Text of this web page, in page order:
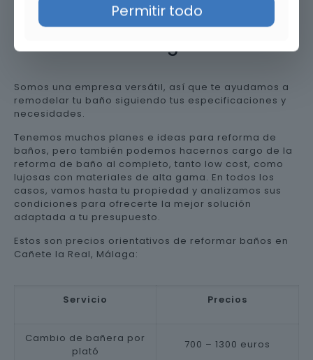
Precio de reformar el baño en
Málaga
Somos una empresa versátil, así que te ayudamos a
remodelar tu baño siguiendo tus especificaciones y
necesidades.
Tenemos muchos planes e ideas para reforma de
baños, pero también podemos hacernos cargo de la
reforma de baño al completo, tanto low cost, como
lujosas con materiales de alta gama. En todos los
casos, vamos hasta tu propiedad y analizamos sus
condiciones para ofrecerte la mejor solución
adaptada a tu presupuesto.
Estos son precios orientativos de reformar baños en
Cañete la Real, Málaga:
Servicio Precios
Cambio de bañera por
plató
700 – 1300 euros
Permitir todo